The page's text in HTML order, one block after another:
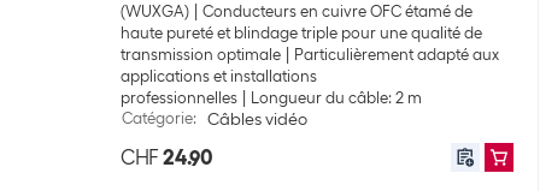
(WUXGA)
Conducteurs en cuivre OFC étamé de
haute pureté et blindage triple pour une qualité de
transmission optimale
Particulièrement adapté aux
applications et installations
professionnelles
Longueur du câble: 2 m
Catégorie: Câbles vidéo
CHF 24.90